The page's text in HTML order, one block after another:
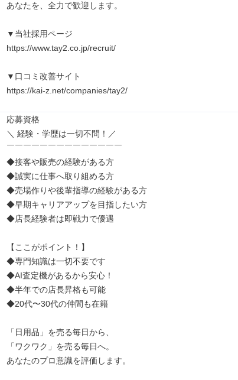
あなたを、全力で歓迎します。
▼当社採用ページ
https://www.tay2.co.jp/recruit/
▼口コミ改善サイト
https://kai-z.net/companies/tay2/
応募資格
＼ 経験・学歴は一切不問！／
￣￣￣￣￣￣￣￣￣￣￣￣￣￣
◆接客や販売の経験がある方
◆誠実に仕事へ取り組める方
◆売場作りや後輩指導の経験がある方
◆早期キャリアアップを目指したい方
◆店長経験者は即戦力で優遇
【ここがポイント！】
◆専門知識は一切不要です
◆AI査定機があるから安心！
◆半年での店長昇格も可能
◆20代〜30代の仲間も在籍
「日用品」を売る毎日から、
「ワクワク」を売る毎日へ。
あなたのプロ意識を評価します。